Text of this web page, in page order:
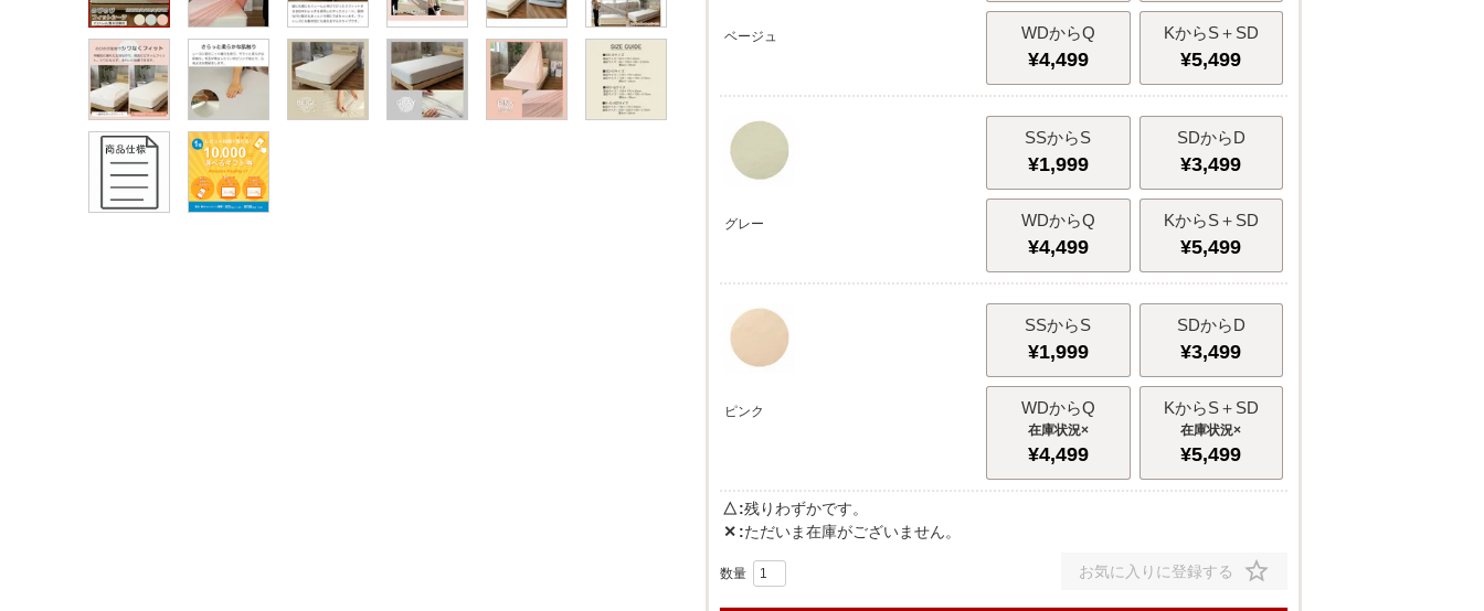
ベージュ WDからQ
¥4,499
KからS＋SD
¥5,499
グレー
SSからS
¥1,999
SDからD
¥3,499
WDからQ
¥4,499
KからS＋SD
¥5,499
ピンク
SSからS
¥1,999
SDからD
¥3,499
WDからQ
×
¥4,499
KからS＋SD
×
¥5,499
△ 残りわずかです。
✕ ただいま在庫がございません。
お気に入りに登録する